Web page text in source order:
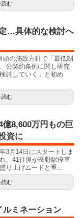
読む
…具体的な検討へ
の施政方針で「最低制
公契約条例に関し研究
討していく」と初め
読む
8,600万円もの巨
資に
3月14日にスタートしま
、41往復が長野駅停車
り上げムードと重...
読む
ルミネーション